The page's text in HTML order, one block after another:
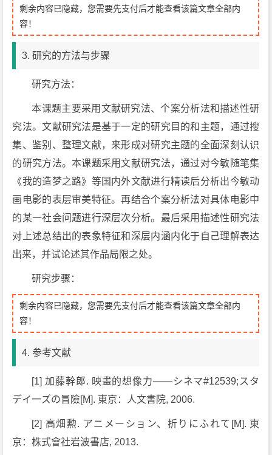
剩余内容已隐藏，您需要先支付后才能查看该篇文章全部内
容！
3. 研究的方法与步骤
研究方法：
本课题主要采用文献研究法、个案分析法和描述性研
究法。文献研究法是基于一定的研究目的和主题，通过搜
集、鉴别、整理文献，来形成对研究主题的全面深刻认识
的研究方法。本课题采用文献研究法，通过对今敏随笔集
《我的造梦之路》等国内外文献进行精读后分析出今敏动
画电影的表层审美特征。再结合个案分析法对具体电影中
的某一社会问题进行深层次分析。最后采用描述性研究法
对上述总结出的表象特征和深层内涵内化于自己理解表达
出来，并试论述其作品局限之处。
研究步骤：
剩余内容已隐藏，您需要先支付后才能查看该篇文章全部内
容！
4. 参考文献
[1] 加藤幹郎. 映畫的想像力——シネマ#12539;スタ
デイ一ズの冒險[M]. 東京：人文書院, 2006.
[2] 高畑勲. アニメーション、折りにふれて[M]. 東
京：株式會社岩波書店, 2013.